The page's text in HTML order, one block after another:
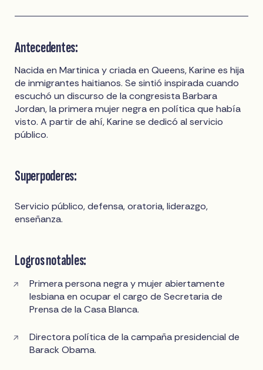
Antecedentes:
Nacida en Martinica y criada en Queens, Karine es hija
de inmigrantes haitianos. Se sintió inspirada cuando
escuchó un discurso de la congresista Barbara
Jordan, la primera mujer negra en política que había
visto. A partir de ahí, Karine se dedicó al servicio
público.
Superpoderes:
Servicio público, defensa, oratoria, liderazgo,
enseñanza.
Logros notables:
Primera persona negra y mujer abiertamente
lesbiana en ocupar el cargo de Secretaria de
Prensa de la Casa Blanca.
Directora política de la campaña presidencial de
Barack Obama.